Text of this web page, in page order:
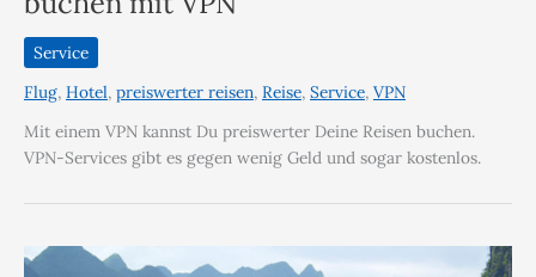
Service
Flug, Hotel, preiswerter reisen, Reise, Service, VPN
Mit einem VPN kannst Du preiswerter Deine Reisen buchen.
VPN-Services gibt es gegen wenig Geld und sogar kostenlos.